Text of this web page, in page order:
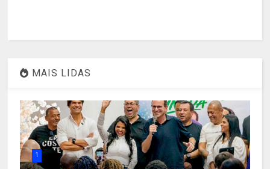
MAIS LIDAS
1